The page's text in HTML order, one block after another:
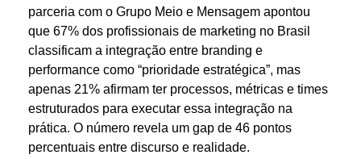
parceria com o Grupo Meio e Mensagem apontou
que 67% dos profissionais de marketing no Brasil
classificam a integração entre branding e
performance como “prioridade estratégica”, mas
apenas 21% afirmam ter processos, métricas e times
estruturados para executar essa integração na
prática. O número revela um gap de 46 pontos
percentuais entre discurso e realidade.